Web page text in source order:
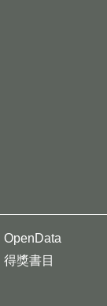
OpenData
得獎書目